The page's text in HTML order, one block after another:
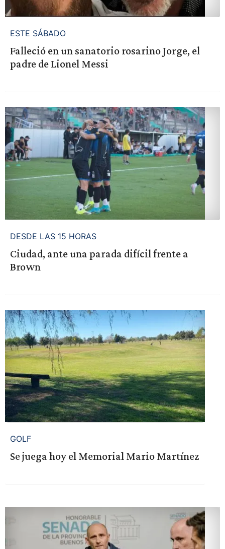
ESTE SÁBADO
Falleció en un sanatorio rosarino Jorge, el
padre de Lionel Messi
DESDE LAS 15 HORAS
Ciudad, ante una parada difícil frente a
Brown
GOLF
Se juega hoy el Memorial Mario Martínez